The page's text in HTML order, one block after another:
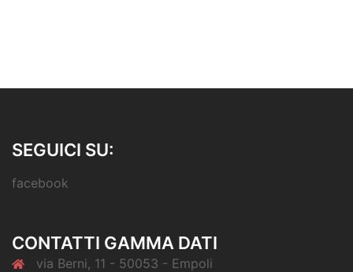
SEGUICI SU:
facebook
CONTATTI GAMMA DATI
via Berni, 11 - 50053 - Empoli